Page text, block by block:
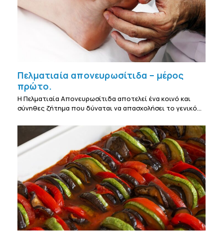
Πελματιαία απονευρωσίτιδα – μέρος
πρώτο.
Η Πελματιαία Απονευρωσίτιδα αποτελεί ένα κοινό και
σύνηθες ζήτημα που δύναται να απασχολήσει το γενικό…